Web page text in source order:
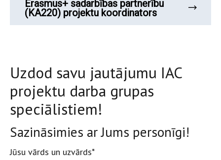
Erasmus+ sadarbības partnerību
(KA220) projektu koordinators
Uzdod savu jautājumu IAC
projektu darba grupas
speciālistiem!
Sazināsimies ar Jums personīgi!
Jūsu vārds un uzvārds*